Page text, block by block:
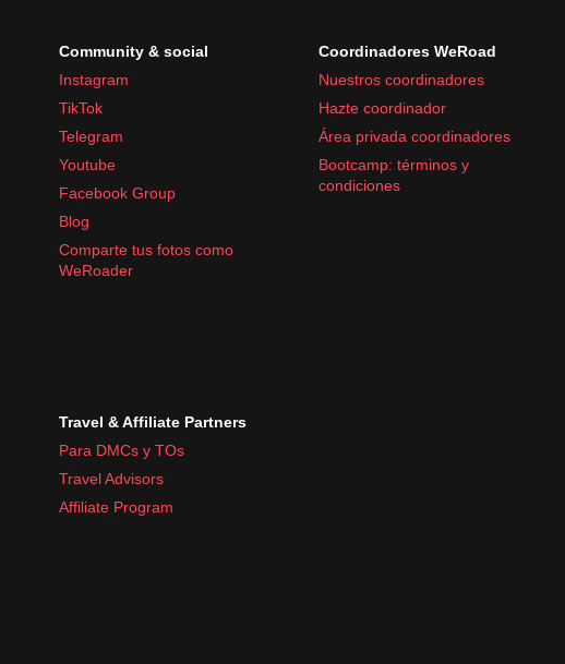
Community & social
Instagram
TikTok
Telegram
Youtube
Facebook Group
Blog
Comparte tus fotos como
WeRoader
Coordinadores WeRoad
Nuestros coordinadores
Hazte coordinador
Área privada coordinadores
Bootcamp: términos y
condiciones
Travel & Affiliate Partners
Para DMCs y TOs
Travel Advisors
Affiliate Program